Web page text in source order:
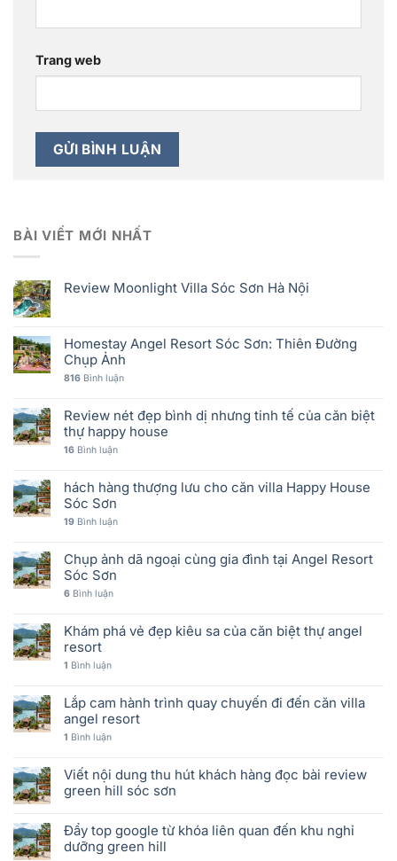
Trang web
BÀI VIẾT MỚI NHẤT
Review Moonlight Villa Sóc Sơn Hà Nội
Homestay Angel Resort Sóc Sơn: Thiên Đường
Chụp Ảnh
816 Bình luận
Review nét đẹp bình dị nhưng tinh tế của căn biệt
thự happy house
16 Bình luận
hách hàng thượng lưu cho căn villa Happy House
Sóc Sơn
19 Bình luận
Chụp ảnh dã ngoại cùng gia đình tại Angel Resort
Sóc Sơn
6 Bình luận
Khám phá vẻ đẹp kiêu sa của căn biệt thự angel
resort
1 Bình luận
Lắp cam hành trình quay chuyến đi đến căn villa
angel resort
1 Bình luận
Viết nội dung thu hút khách hàng đọc bài review
green hill sóc sơn
Đẩy top google từ khóa liên quan đến khu nghỉ
dưỡng green hill